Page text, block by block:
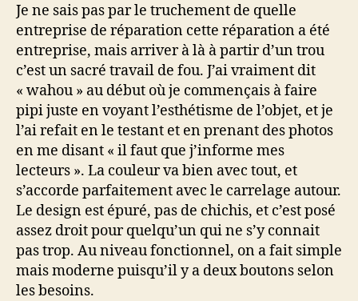
Je ne sais pas par le truchement de quelle
entreprise de réparation cette réparation a été
entreprise, mais arriver à là à partir d’un trou
c’est un sacré travail de fou. J’ai vraiment dit
« wahou » au début où je commençais à faire
pipi juste en voyant l’esthétisme de l’objet, et je
l’ai refait en le testant et en prenant des photos
en me disant « il faut que j’informe mes
lecteurs ». La couleur va bien avec tout, et
s’accorde parfaitement avec le carrelage autour.
Le design est épuré, pas de chichis, et c’est posé
assez droit pour quelqu’un qui ne s’y connait
pas trop. Au niveau fonctionnel, on a fait simple
mais moderne puisqu’il y a deux boutons selon
les besoins.